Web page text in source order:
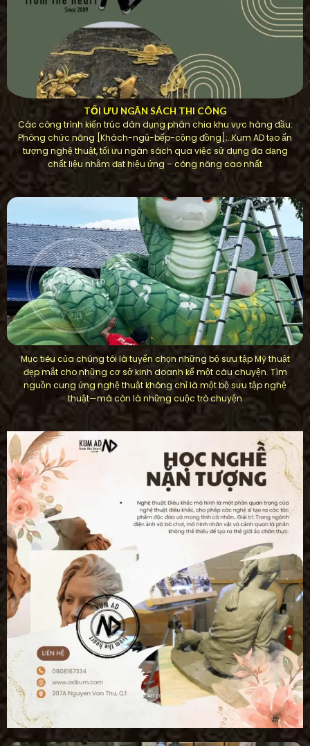
TỐI ƯU NGÂN SÁCH THI CÔNG
Các công trình kiến ​​trúc dân dụng phân chia khu vực hàng đầu:
Phòng chức năng [Khách-ngủ-bếp-cộng đồng];…Kum AD tạo ấn
tượng nghệ thuật, tối ưu ngân sách qua việc sử dụng đa dạng
chất liệu nhằm đạt hiệu ứng – công năng cao nhất
Mục tiêu của chúng tôi là tuyển chọn những bộ sưu tập Mỹ thuật
đẹp mắt cho những cơ sở kinh doanh kể một câu chuyện. Tìm
nguồn cung ứng nghệ thuật không chỉ là một bộ sưu tập nghệ
thuật—mà còn là những cuộc trò chuyện